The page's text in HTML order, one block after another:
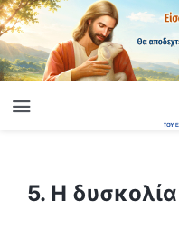
5. Η δυσκολία να μιλώ
5. Η